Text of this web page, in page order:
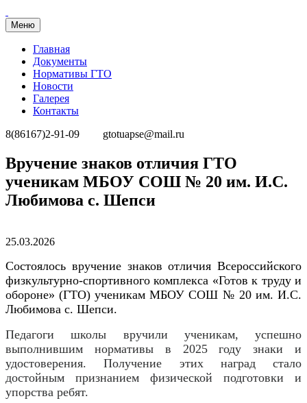
Меню
Главная
Документы
Нормативы ГТО
Новости
Галерея
Контакты
8(86167)2-91-09
gtotuapse@mail.ru
Перейти
к
содержимому
Вручение знаков отличия ГТО
ученикам МБОУ СОШ № 20 им. И.С.
Любимова с. Шепси
Опубликовано
25.03.2026
Состоялось вручение знаков отличия Всероссийского
физкультурно-спортивного комплекса «Готов к труду и
обороне» (ГТО) ученикам МБОУ СОШ № 20 им. И.С.
Любимова с. Шепси.
Педагоги школы вручили ученикам, успешно
выполнившим нормативы в 2025 году знаки и
удостоверения. Получение этих наград стало
достойным признанием физической подготовки и
упорства ребят.